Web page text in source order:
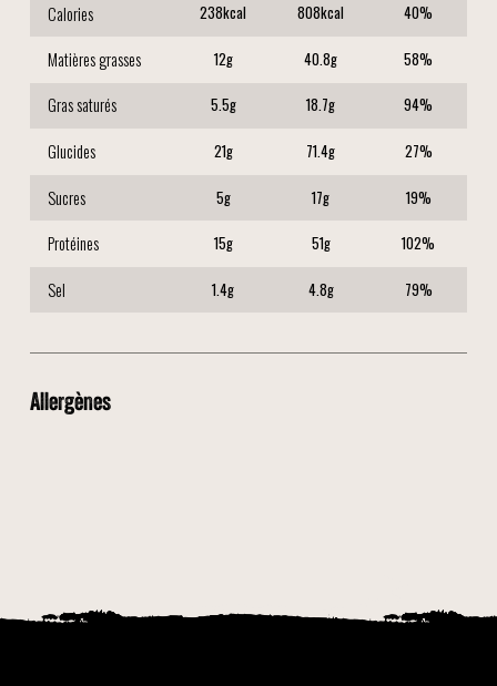
Calories 238kcal 808kcal 40%
Matières grasses 12g 40.8g 58%
Gras saturés 5.5g 18.7g 94%
Glucides 21g 71.4g 27%
Sucres 5g 17g 19%
Protéines 15g 51g 102%
Sel 1.4g 4.8g 79%
Allergènes